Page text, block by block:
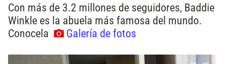
Con más de 3.2 millones de seguidores, Baddie
Winkle es la abuela más famosa del mundo.
Conocela
Galería de fotos